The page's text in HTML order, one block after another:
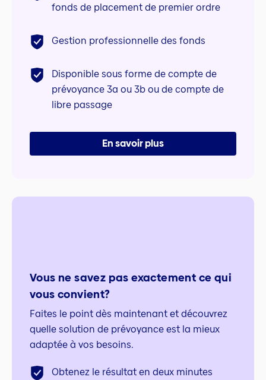
fonds de placement de premier ordre
Gestion professionnelle des fonds
Disponible sous forme de compte de
prévoyance 3a ou 3b ou de compte de
libre passage
En savoir plus
Vous ne savez pas exactement ce qui
vous convient?
Faites le point dès maintenant et découvrez
quelle solution de prévoyance est la mieux
adaptée à vos besoins.
Obtenez le résultat en deux minutes